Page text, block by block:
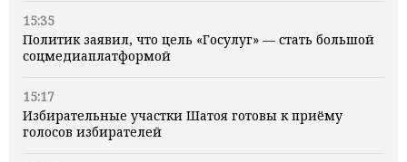
15:35
Политик заявил, что цель «Госулуг» — стать большой
соцмедиаплатформой
15:17
Избирательные участки Шатоя готовы к приёму
голосов избирателей